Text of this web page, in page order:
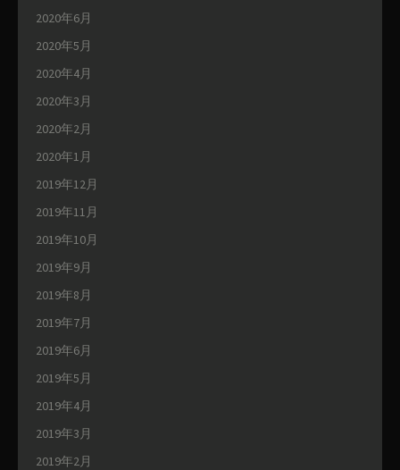
2020年6月
2020年5月
2020年4月
2020年3月
2020年2月
2020年1月
2019年12月
2019年11月
2019年10月
2019年9月
2019年8月
2019年7月
2019年6月
2019年5月
2019年4月
2019年3月
2019年2月